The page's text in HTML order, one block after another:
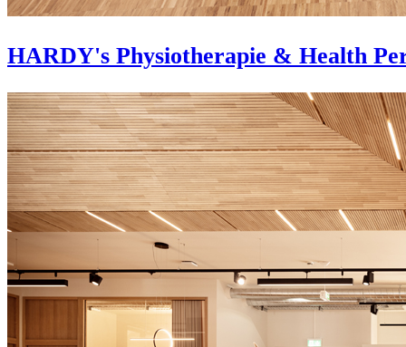
HARDY's Physiotherapie & Health